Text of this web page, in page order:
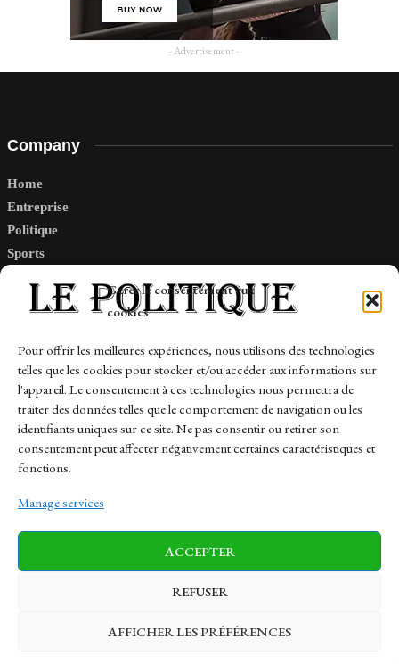
Gérer le consentement aux
cookies
Pour offrir les meilleures expériences, nous utilisons des technologies
telles que les cookies pour stocker et/ou accéder aux informations sur
l'appareil. Le consentement à ces technologies nous permettra de
traiter des données telles que le comportement de navigation ou les
identifiants uniques sur ce site. Ne pas consentir ou retirer son
consentement peut affecter négativement certaines caractéristiques et
fonctions.
Manage services
ACCEPTER
REFUSER
AFFICHER LES PRÉFÉRENCES
- Advertisement -
Company
Home
Entreprise
Politique
Sports
Links
Contact
Sitemap
News Finance-Marches Politics
Business Tech Health Sports Travel
© 1997-2026 - lepolitique.net. All Rights Reserved.